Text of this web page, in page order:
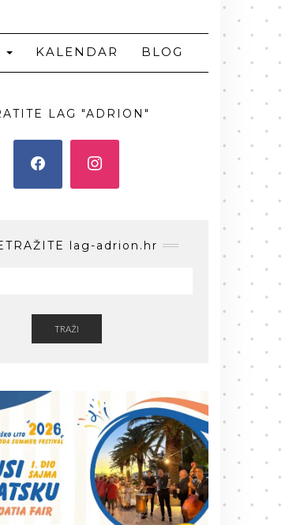
KALENDAR BLOG
LAG "ADRION"
lag-adrion.hr
TRAŽI